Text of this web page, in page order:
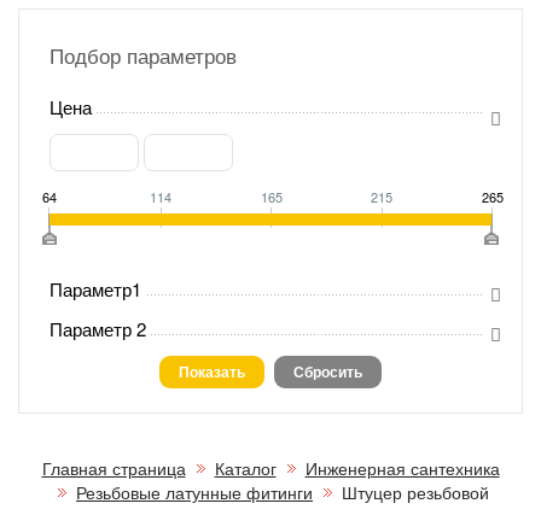
Подбор параметров
Цена
64 114 165 215 265
Параметр1
Параметр 2
Главная страница Каталог
Инженерная сантехника
Резьбовые латунные фитинги
Штуцер резьбовой